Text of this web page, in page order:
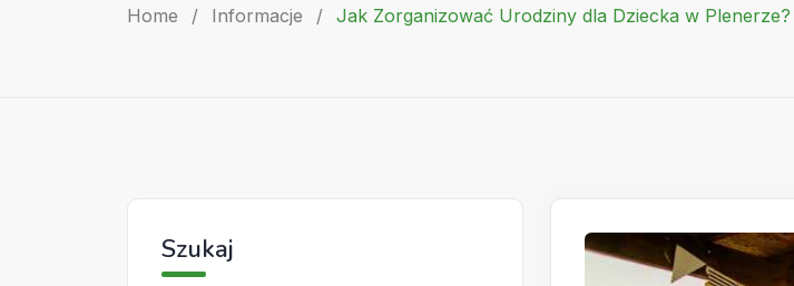
Home / Informacje / Jak Zorganizować Urodziny dla Dziecka w Plenerze?
Szukaj